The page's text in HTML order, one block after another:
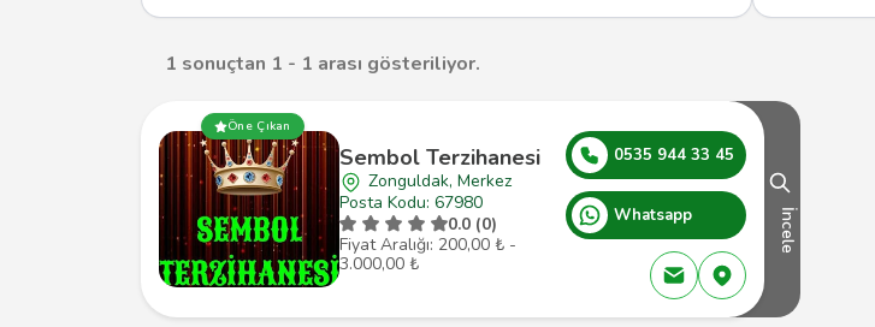
1 sonuçtan 1 - 1 arası gösteriliyor.
Öne Çıkan
Sembol Terzihanesi
Zonguldak, Merkez
Posta Kodu: 67980
0.0 (0)
Fiyat Aralığı: 200,00 ₺ -
3.000,00 ₺
0535 944 33 45
Whatsapp İncele